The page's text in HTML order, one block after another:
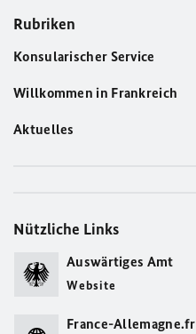
Rubriken
Konsularischer Service
Willkommen in Frankreich
Aktuelles
Nützliche Links
Auswärtiges Amt
Website
France-Allemagne.fr